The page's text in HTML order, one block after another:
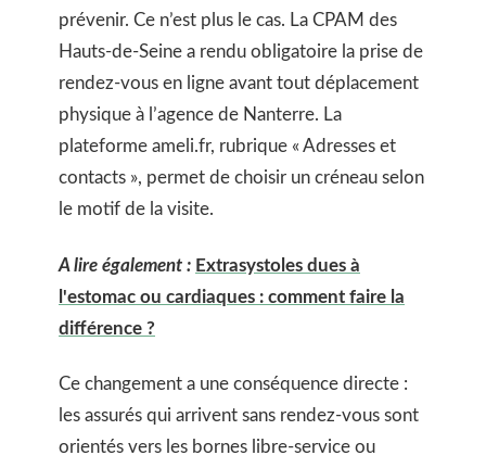
prévenir. Ce n’est plus le cas. La CPAM des
Hauts-de-Seine a rendu obligatoire la prise de
rendez-vous en ligne avant tout déplacement
physique à l’agence de Nanterre. La
plateforme ameli.fr, rubrique « Adresses et
contacts », permet de choisir un créneau selon
le motif de la visite.
A lire également : Extrasystoles dues à
l'estomac ou cardiaques : comment faire la
différence ?
Ce changement a une conséquence directe :
les assurés qui arrivent sans rendez-vous sont
orientés vers les bornes libre-service ou